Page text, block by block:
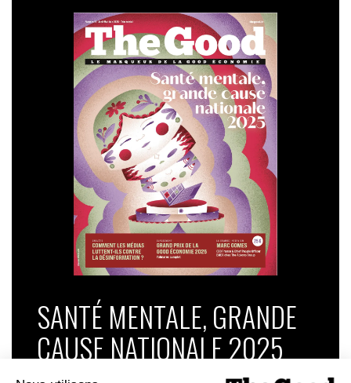
SANTÉ MENTALE, GRANDE
CAUSE NATIONALE 2025